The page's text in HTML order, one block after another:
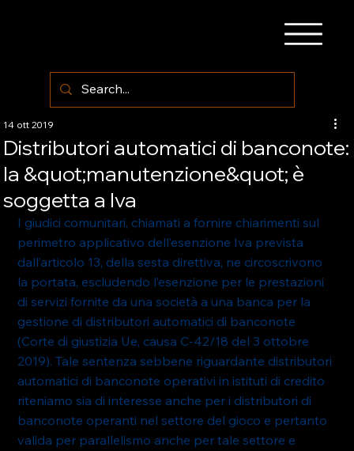
Distributori automatici di banconote:
la &quot;manutenzione&quot; è
soggetta a Iva
14 ott 2019
I giudici comunitari, chiamati a fornire chiarimenti sul
perimetro applicativo dell’esenzione Iva prevista
dall’articolo 13, della sesta direttiva, ne circoscrivono
la portata, escludendo l’esenzione per le prestazioni
di servizi fornite da una società a una banca per la
gestione di distributori automatici di banconote
(Corte di giustizia Ue, causa C-42/18 del 3 ottobre
2019). Tale sentenza sebbene riguardante distributori
automatici di banconote operativi in istituti di credito
riteniamo sia di interesse anche per i distributori di
banconote operanti nel settore del gioco e pertanto
valida per parallelismo anche per tale settore e